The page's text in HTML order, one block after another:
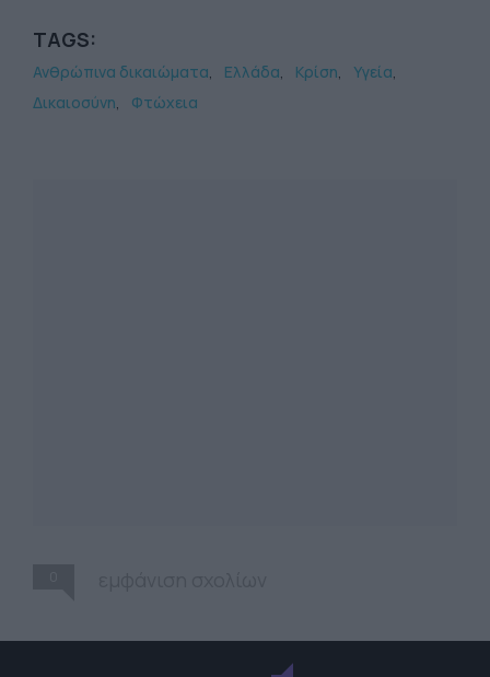
TAGS:
Ανθρώπινα δικαιώματα Ελλάδα Κρίση
Υγεία
Δικαιοσύνη
Φτώχεια